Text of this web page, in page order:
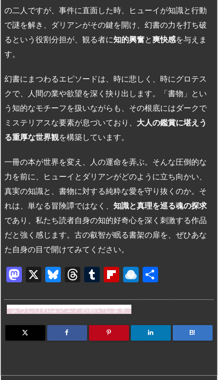
の二人ですが、事件に直面した時、ヒューイが知識と行動
で謎を解き、ダリアンがその鍵を開け、幻書の力を打ち破
るという役割分担が、観る者に知的興奮と爽快感を与えま
す。
幻書にまつわるエピソードは、時に悲しく、時にグロテス
クで、人間の業や欲望を深く抉り出します。「書物」とい
う知的なモチーフを扱いながらも、その根底にはダークで
ミステリアスな要素が息づいており、 大人の鑑賞に堪えう
る重厚な世界観を構築しています。
一冊の本が世界を変え、人の運命を弄ぶ。そんな圧倒的な
力を前に、ヒューイとダリアンがどのように立ち向かい、
真実の知識と、書物に対する純粋な愛を守り抜くのか。そ
れは、単なる冒険譚ではなく、 知識と真理を巡る魂の探求
であり、私たち読者自身の知的好奇心を深く刺激する作品
だと強く感じます。古の叡智が眠る書架の扉を、ぜひあな
た自身の目で開けてみてください。
M
st
o
d
X
Bl
e
s
k
T
e
a
d
T
m
bl
r
Fl
b
o
ar
R
n
dr
o
よろしければシェアお願いします
B!